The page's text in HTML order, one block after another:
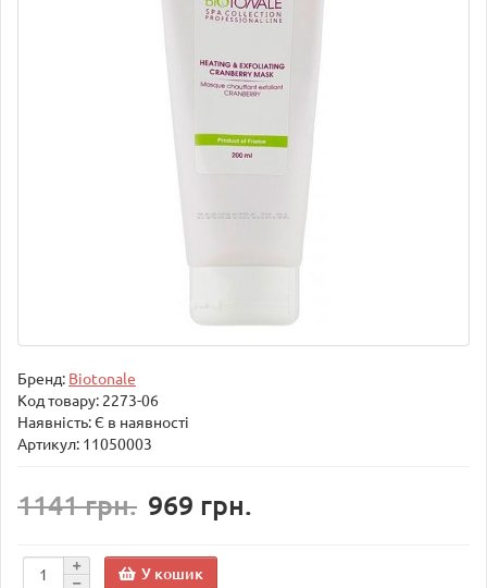
Бренд: Biotonale
Код товару: 2273-06
Наявність: Є в наявності
Артикул: 11050003
1141 грн. 969 грн.
У кошик